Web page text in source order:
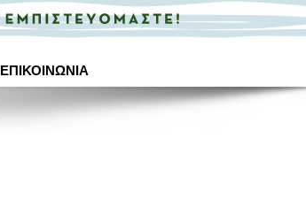
ΕΠΙΚΟΙΝΩΝΙΑ